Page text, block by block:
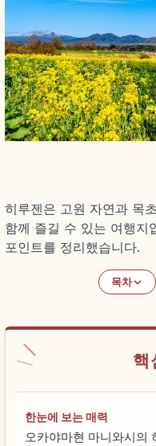
히루젠은 고원 자연과 목
함께 즐길 수 있는 여행지
포인트를 정리했습니다.
목차
핵
한눈에 보는 매력
오카야마현 마니와시의